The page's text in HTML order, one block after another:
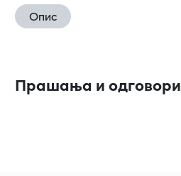
Опис
Прашања и одговори